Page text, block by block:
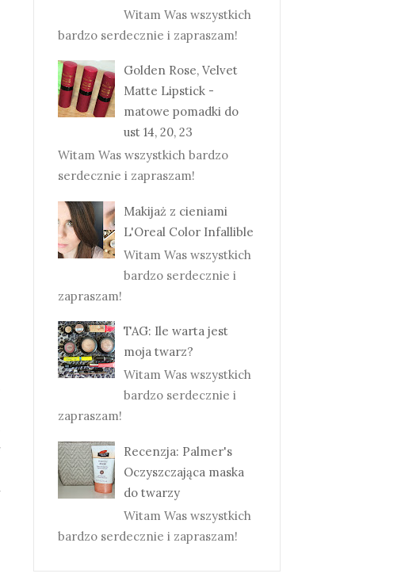
Witam Was wszystkich
bardzo serdecznie i zapraszam!
Golden Rose, Velvet
Matte Lipstick -
matowe pomadki do
ust 14, 20, 23
Witam Was wszystkich bardzo
serdecznie i zapraszam!
Makijaż z cieniami
L'Oreal Color Infallible
Witam Was wszystkich
bardzo serdecznie i
zapraszam!
TAG: Ile warta jest
moja twarz?
Witam Was wszystkich
bardzo serdecznie i
zapraszam!
Recenzja: Palmer's
Oczyszczająca maska
do twarzy
Witam Was wszystkich
bardzo serdecznie i zapraszam!